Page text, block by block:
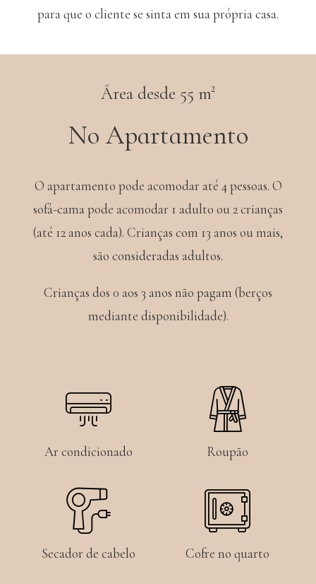
para que o cliente se sinta em sua própria casa.
Área desde 55 m²
No Apartamento
O apartamento pode acomodar até 4 pessoas. O
sofá-cama pode acomodar 1 adulto ou 2 crianças
(até 12 anos cada). Crianças com 13 anos ou mais,
são consideradas adultos.
Crianças dos 0 aos 3 anos não pagam (berços
mediante disponibilidade).
Ar condicionado Roupão
Secador de cabelo Cofre no quarto